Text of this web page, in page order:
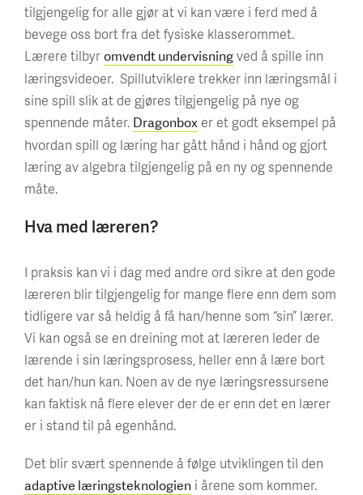
tilgjengelig for alle gjør at vi kan være i ferd med å
bevege oss bort fra det fysiske klasserommet.
Lærere tilbyromvendt undervisningved å spille inn
læringsvideoer. Spillutviklere trekker inn læringsmål i
sine spill slik at de gjøres tilgjengelig på nye og
spennende måter. Dragonbox er et godt eksempel på
hvordan spill og læring har gått hånd i hånd og gjort
læring av algebra tilgjengelig på en ny og spennende
måte.
Hva med læreren?
I praksis kan vi i dag med andre ord sikre at den gode
læreren blir tilgjengelig for mange flere enn dem som
tidligere var så heldig å få han/henne som “sin” lærer.
Vi kan også se en dreining mot at læreren leder de
lærende i sin læringsprosess, heller enn å lære bort
det han/hun kan. Noen av de nye læringsressursene
kan faktisk nå flere elever der de er enn det en lærer
er i stand til på egenhånd.
Det blir svært spennende å følge utviklingen til den
adaptive læringsteknologien i årene som kommer.